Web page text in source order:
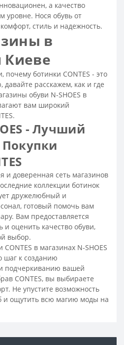
Коричневые ботинки женские
Ботинки трекинговые женские
на шнуровке
Белые ботинки женские
без каблука
на каблуке
женские
- распродажа, скидки, акция
Бежевые ботинки женские
на весну
а качество
уровне. Нося обувь от
стиль и надежность.
в
Киеве
почему ботинки CONTES - это
расскажем, как и где
обуви N-SHOES в
вам широкий
- Лучший
и доверенная сеть магазинов
коллекции ботинок
дружелюбный и
готовый помочь вам
Вам предоставляется
оценить качество обуви,
выбор.
в магазинах N-SHOES
шаг к созданию
подчеркиванию вашей
CONTES, вы выбираете
Не упустите возможность
и ощутить всю магию моды на